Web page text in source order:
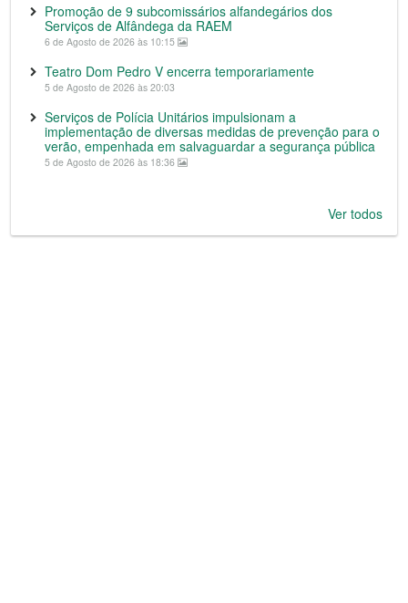
Promoção de 9 subcomissários alfandegários dos
Serviços de Alfândega da RAEM
6 de Agosto de 2026 às 10:15
Teatro Dom Pedro V encerra temporariamente
5 de Agosto de 2026 às 20:03
Serviços de Polícia Unitários impulsionam a
implementação de diversas medidas de prevenção para o
verão, empenhada em salvaguardar a segurança pública
5 de Agosto de 2026 às 18:36
Ver todos